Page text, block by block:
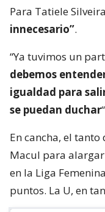
Para Tatiele
innecesario”.
“Ya tuvimos un
debemos
igualdad para
se puedan duchar
En cancha, el tanto
Macul para
en la Liga
puntos. La U, en